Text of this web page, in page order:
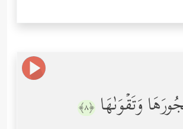
وَتَقۡوَىٰهَا ﴿٨﴾